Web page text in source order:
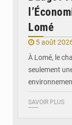
Lomé
5 août
À Lomé, le
seulement
SAVOIR PLUS